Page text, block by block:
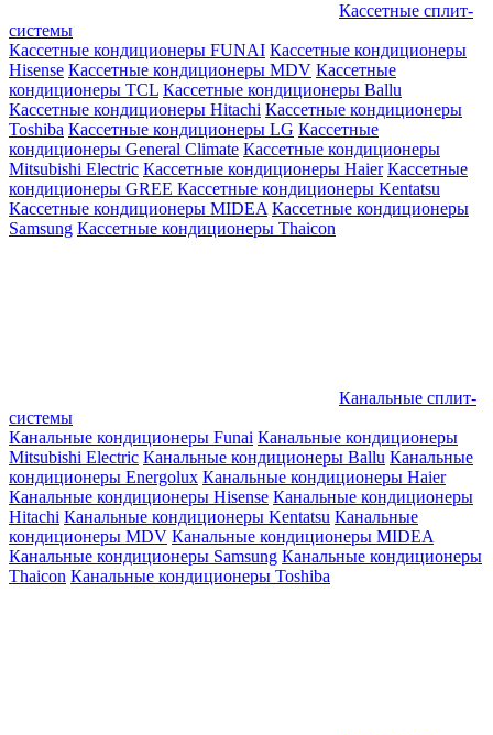
Кассетные сплит-
системы
Кассетные кондиционеры FUNAI Кассетные кондиционеры
Hisense Кассетные кондиционеры MDV Кассетные
кондиционеры TCL Кассетные кондиционеры Ballu
Кассетные кондиционеры Hitachi Кассетные кондиционеры
Toshiba Кассетные кондиционеры LG Кассетные
кондиционеры General Climate Кассетные кондиционеры
Mitsubishi Electric Кассетные кондиционеры Haier Кассетные
кондиционеры GREE Кассетные кондиционеры Kentatsu
Кассетные кондиционеры MIDEA Кассетные кондиционеры
Samsung Кассетные кондиционеры Thaicon
Канальные сплит-
системы
Канальные кондиционеры Funai Канальные кондиционеры
Mitsubishi Electric Канальные кондиционеры Ballu Канальные
кондиционеры Energolux Канальные кондиционеры Haier
Канальные кондиционеры Hisense Канальные кондиционеры
Hitachi Канальные кондиционеры Kentatsu Канальные
кондиционеры MDV Канальные кондиционеры MIDEA
Канальные кондиционеры Samsung Канальные кондиционеры
Thaicon Канальные кондиционеры Toshiba